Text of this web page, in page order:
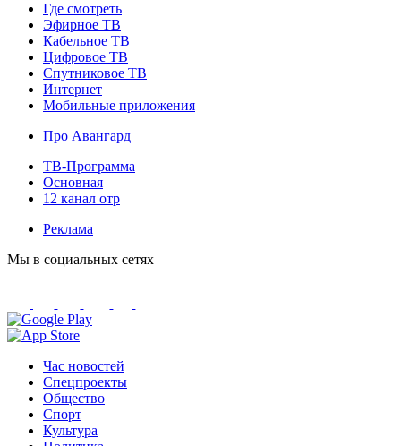
Где смотреть
Эфирное ТВ
Кабельное ТВ
Цифровое ТВ
Спутниковое ТВ
Интернет
Мобильные приложения
Про Авангард
ТВ-Программа
Основная
12 канал отр
Реклама
Мы в социальных сетях
Час новостей
Спецпроекты
Общество
Спорт
Культура